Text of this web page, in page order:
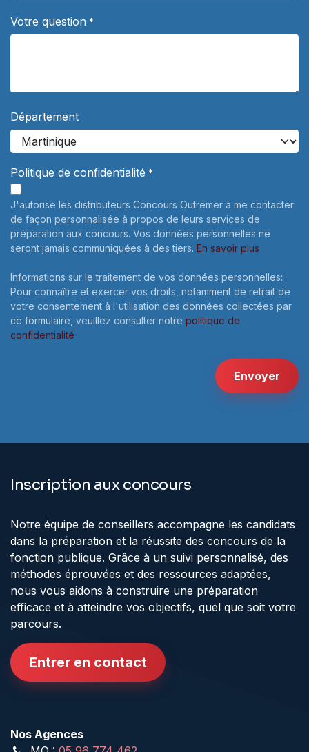
Votre question *
Département
Politique de confidentialité *
J'autorise les distributeurs Concours Outremer à me contacter
de façon personnalisée à propos de leurs services de
préparation aux concours. Vos données personnelles ne
seront jamais communiquées à des tiers. En savoir plus
Informations sur le traitement de vos données personnelles:
Pour connaître et exercer vos droits, notamment de retrait de
votre consentement à l'utilisation des données collectées par
ce formulaire, veuillez consulter notre politique de
confidentialité
Envoyer
Inscription aux concours
Notre équipe de conseillers accompagne les candidats
dans la préparation et la réussite des concours de la
fonction publique. Grâce à un suivi personnalisé, des
méthodes éprouvées et des ressources adaptées,
nous vous aidons à construire une préparation
efficace et à atteindre vos objectifs, quel que soit votre
parcours.
Entrer en contact
Nos Agences